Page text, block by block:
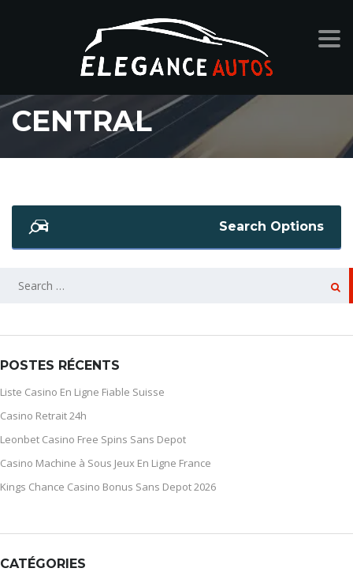
ÉCRAN TACTILE
CENTRAL
Search Options
SEARCH
POSTES RÉCENTS
Liste Casino En Ligne Fiable Suisse
Casino Retrait 24h
Leonbet Casino Free Spins Sans Depot
Casino Machine à Sous Jeux En Ligne France
Kings Chance Casino Bonus Sans Depot 2026
CATÉGORIES